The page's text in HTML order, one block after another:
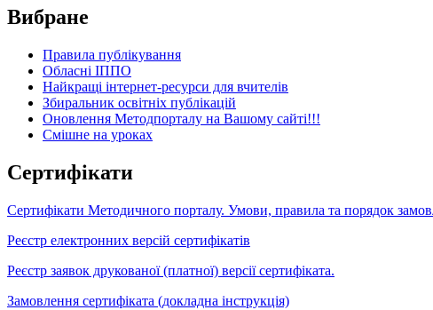
Вибране
Правила публікування
Обласні ІППО
Найкращі інтернет-ресурси для вчителів
Збиральник освітніх публікацій
Оновлення Методпорталу на Вашому сайті!!!
Cмішне на уроках
Сертифікати
Сертифікати Методичного порталу. Умови, правила та порядок
Реєстр електронних версій сертифікатів
Реєстр заявок друкованої (платної) версії сертифіката.
Замовлення сертифіката (докладна інструкція)